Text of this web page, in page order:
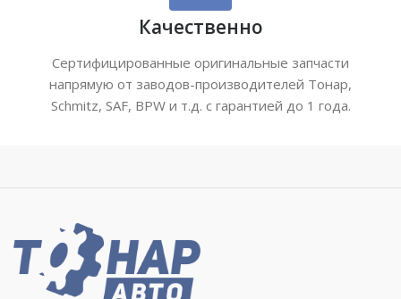
Качественно
Сертифицированные оригинальные запчасти
напрямую от заводов-производителей Тонар,
Schmitz, SAF, BPW и т.д. с гарантией до 1 года.